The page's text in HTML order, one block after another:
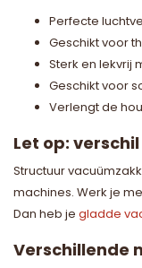
Perfecte
Geschikt voor
Sterk en lekvrij
Geschikt voor
Verlengt de
Let op:
Structuur
machines. Werk je
Dan heb je gladde
Verschillende